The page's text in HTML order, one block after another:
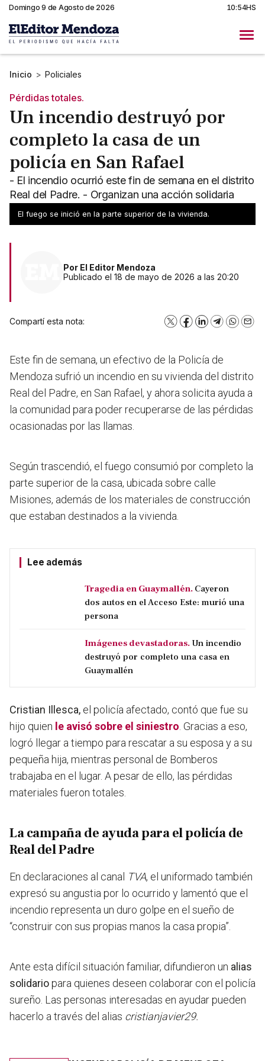
Domingo 9 de Agosto de 2026 10:54HS
Inicio > Policiales
Pérdidas totales.
Un incendio destruyó por
completo la casa de un
policía en San Rafael
- El incendio ocurrió este fin de semana en el distrito
Real del Padre. - Organizan una acción solidaria
entre vecinos para reconstruir la casa.
El fuego se inició en la parte superior de la vivienda.
Por El Editor Mendoza
Publicado el 18 de mayo de 2026 a las 20:20
Compartí esta nota: X Facebook
LinkedInTelegram
Este fin de semana, un efectivo de la Policía de
Mendoza sufrió un incendio en su vivienda del distrito
Real del Padre, en San Rafael, y ahora solicita ayuda a
la comunidad para poder recuperarse de las pérdidas
ocasionadas por las llamas.
Según trascendió, el fuego consumió por completo la
parte superior de la casa, ubicada sobre calle
Misiones, además de los materiales de construcción
que estaban destinados a la vivienda.
Lee además
Tragedia en Guaymallén. Cayeron
dos autos en el Acceso Este: murió una
persona
Imágenes devastadoras. Un incendio
destruyó por completo una casa en
Guaymallén
Cristian Illesca, el policía afectado, contó que fue su
hijo quien le avisó sobre el siniestro . Gracias a eso,
logró llegar a tiempo para rescatar a su esposa y a su
pequeña hija, mientras personal de Bomberos
trabajaba en el lugar. A pesar de ello, las pérdidas
materiales fueron totales.
La campaña de ayuda para el policía de
Real del Padre
En declaraciones al canal TVA, el uniformado también
expresó su angustia por lo ocurrido y lamentó que el
incendio representa un duro golpe en el sueño de
“construir con sus propias manos la casa propia”.
Ante esta difícil situación familiar, difundieron un alias
solidariopara quienes deseen colaborar con el policía
sureño. Las personas interesadas en ayudar pueden
hacerlo a través del alias cristianjavier29.